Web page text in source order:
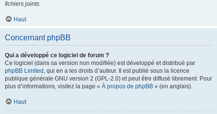
fichiers joints.
Haut
Concernant phpBB
Qui a développé ce logiciel de forum ?
Ce logiciel (dans sa version non modifiée) est développé et distribué par
phpBB Limited , qui en a les droits d’auteur. Il est publié sous la licence
publique générale GNU version 2 (GPL-2.0) et peut être diffusé librement. Pour
plus d’informations, visitez la page « À propos de phpBB » (en anglais).
Haut